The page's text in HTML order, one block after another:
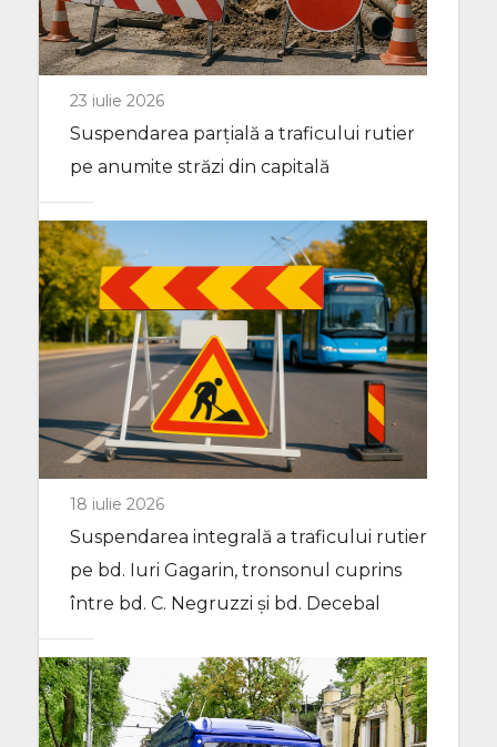
23 iulie 2026
Suspendarea parțială a traficului rutier
pe anumite străzi din capitală
18 iulie 2026
Suspendarea integrală a traficului rutier
pe bd. Iuri Gagarin, tronsonul cuprins
între bd. C. Negruzzi și bd. Decebal